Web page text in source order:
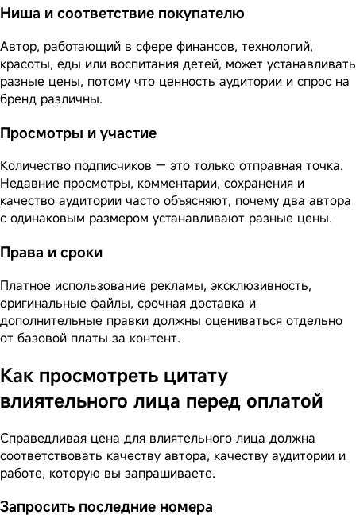
Ниша и соответствие покупателю
Автор, работающий в сфере финансов, технологий,
красоты, еды или воспитания детей, может устанавливать
разные цены, потому что ценность аудитории и спрос на
бренд различны.
Просмотры и участие
Количество подписчиков — это только отправная точка.
Недавние просмотры, комментарии, сохранения и
качество аудитории часто объясняют, почему два автора
с одинаковым размером устанавливают разные цены.
Права и сроки
Платное использование рекламы, эксклюзивность,
оригинальные файлы, срочная доставка и
дополнительные правки должны оцениваться отдельно
от базовой платы за контент.
Как просмотреть цитату
влиятельного лица перед оплатой
Справедливая цена для влиятельного лица должна
соответствовать качеству автора, качеству аудитории и
работе, которую вы запрашиваете.
Запросить последние номера